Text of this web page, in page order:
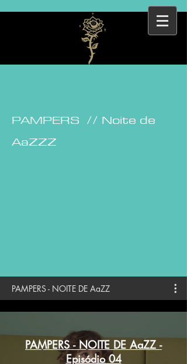
PAMPERS // Noite de
AaZZZ
PAMPERS - NOITE DE AaZZ
PAMPERS - NOITE DE AaZZ -
Episódio 04